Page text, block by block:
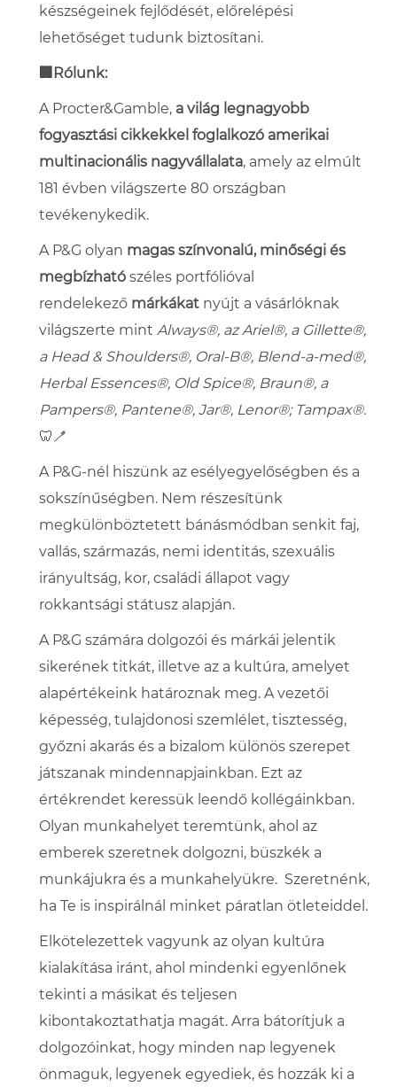
készségeinek fejlődését, előrelépési
lehetőséget tudunk biztosítani.
🏢Rólunk:
A Procter&Gamble, a világ legnagyobb
fogyasztási cikkekkel foglalkozó amerikai
multinacionális nagyvállalata, amely az elmúlt
181 évben világszerte 80 országban
tevékenykedik.
A P&G olyan magas színvonalú, minőségi és
megbízható széles portfólióval
rendelekező márkákat nyújt a vásárlóknak
világszerte mint Always®, az Ariel®, a Gillette®,
a Head & Shoulders®, Oral-B®, Blend-a-med®,
Herbal Essences®, Old Spice®, Braun®, a
Pampers®, Pantene®, Jar®, Lenor®; Tampax®.
🦷🪥
A P&G-nél hiszünk az esélyegyelőségben és a
sokszínűségben. Nem részesítünk
megkülönböztetett bánásmódban senkit faj,
vallás, származás, nemi identitás, szexuális
irányultság, kor, családi állapot vagy
rokkantsági státusz alapján.
A P&G számára dolgozói és márkái jelentik
sikerének titkát, illetve az a kultúra, amelyet
alapértékeink határoznak meg. A vezetői
képesség, tulajdonosi szemlélet, tisztesség,
győzni akarás és a bizalom különös szerepet
játszanak mindennapjainkban. Ezt az
értékrendet keressük leendő kollégáinkban.
Olyan munkahelyet teremtünk, ahol az
emberek szeretnek dolgozni, büszkék a
munkájukra és a munkahelyükre. Szeretnénk,
ha Te is inspirálnál minket páratlan ötleteiddel.
Elkötelezettek vagyunk az olyan kultúra
kialakítása iránt, ahol mindenki egyenlőnek
tekinti a másikat és teljesen
kibontakoztathatja magát. Arra bátorítjuk a
dolgozóinkat, hogy minden nap legyenek
önmaguk, legyenek egyediek, és hozzák ki a